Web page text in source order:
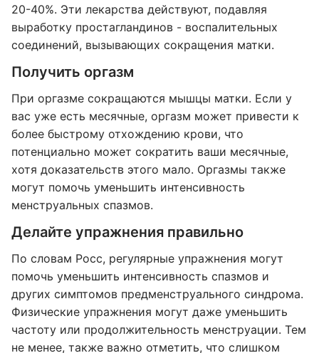
20-40%. Эти лекарства действуют, подавляя
выработку простагландинов - воспалительных
соединений, вызывающих сокращения матки.
Получить оргазм
При оргазме сокращаются мышцы матки. Если у
вас уже есть месячные, оргазм может привести к
более быстрому отхождению крови, что
потенциально может сократить ваши месячные,
хотя доказательств этого мало. Оргазмы также
могут помочь уменьшить интенсивность
менструальных спазмов.
Делайте упражнения правильно
По словам Росс, регулярные упражнения могут
помочь уменьшить интенсивность спазмов и
других симптомов предменструального синдрома.
Физические упражнения могут даже уменьшить
частоту или продолжительность менструации. Тем
не менее, также важно отметить, что слишком